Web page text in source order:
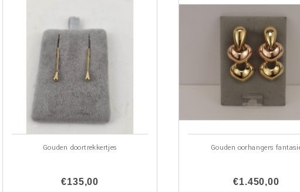
Gouden doortrekkertjes
€135,00
Gouden oorhangers
€1.450,00